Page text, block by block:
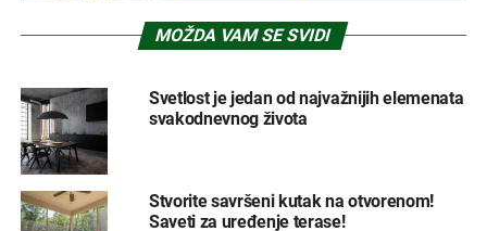
MOŽDA VAM SE SVIDI
Svetlost je jedan od najvažnijih elemenata
svakodnevnog života
Stvorite savršeni kutak na otvorenom!
Saveti za uređenje terase!